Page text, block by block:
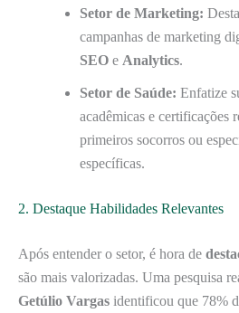
Setor de Marketing:
campanhas de marketing
SEO e Analytics.
Setor de Saúde: Enfatize
acadêmicas e certificações
primeiros socorros ou
específicas.
2. Destaque Habilidades Relevantes
Após entender o setor, é hora de
são mais valorizadas. Uma pesquisa
Getúlio Vargas identificou que 78%